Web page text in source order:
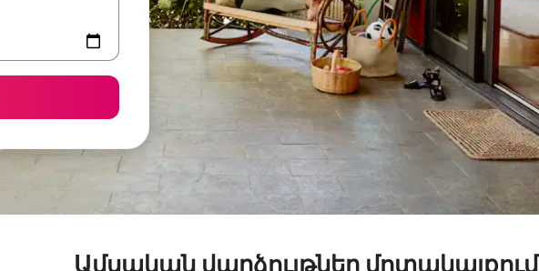
Ամսական վարձույթներ մոտակայքում